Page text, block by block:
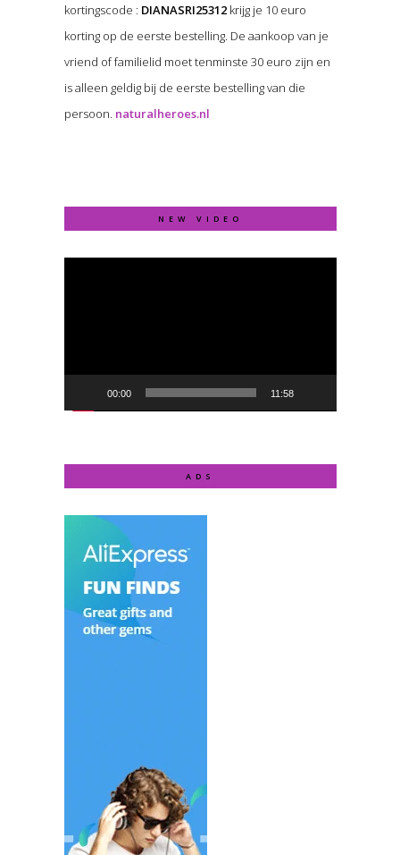
kortingscode : DIANASRI25312krijg je 10 euro
korting op de eerste bestelling. De aankoop van je
vriend of familielid moet tenminste 30 euro zijn en
is alleen geldig bij de eerste bestelling van die
persoon. naturalheroes.nl
NEW VIDEO
Video
00:00 11:58
ADS